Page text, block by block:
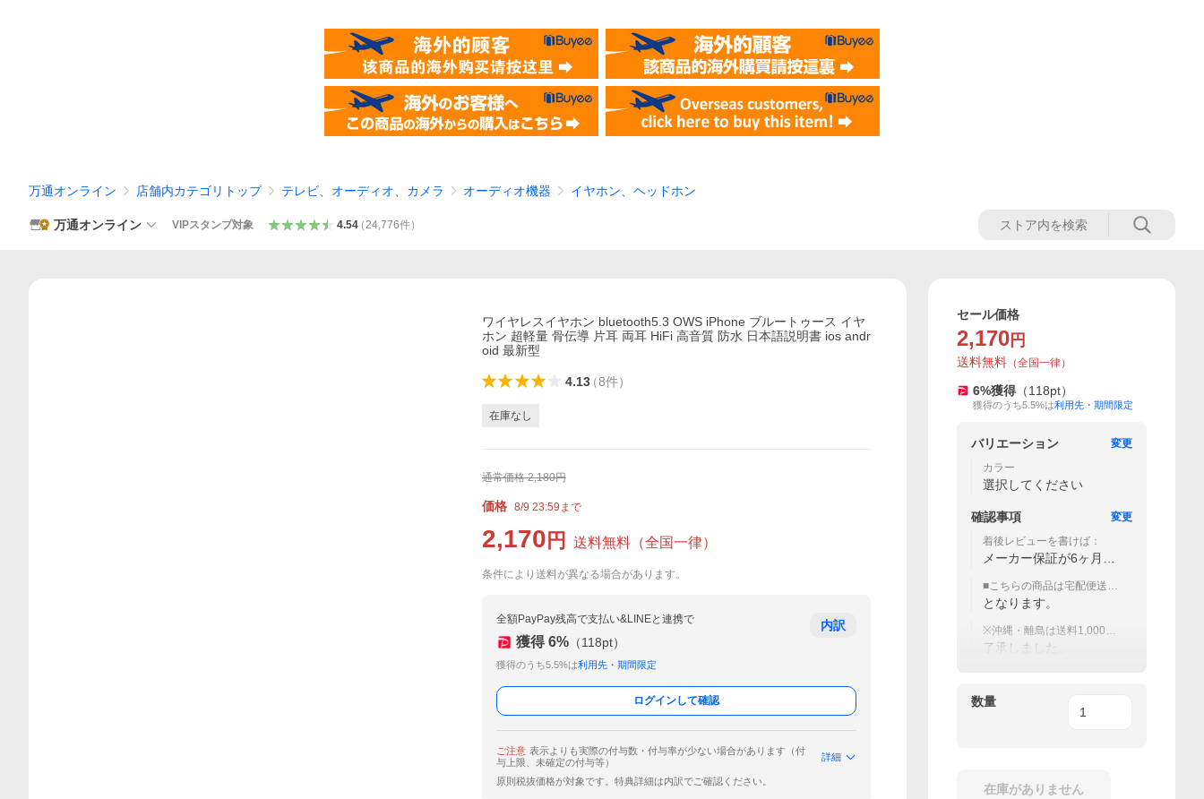
万通オンライン 店舗内カテゴリトップ テレビ、オーディオ、カメラ オーディオ機器 イヤホン、ヘッドホン
万通オンライン VIPスタンプ対象 4.54（24,776件）
ワイヤレスイヤホン bluetooth5.3 OWS iPhone ブルートゥース イヤ
ホン 超軽量 骨伝導 片耳 両耳 HiFi 高音質 防水 日本語説明書 ios andr
oid 最新型
4.13（8件）
在庫なし
通常価格 2,180円
価格 8/9 23:59まで
2,170 円 送料無料 （全国一律）
条件により送料が異なる場合があります。
全額PayPay残高で支払い&LINEと連携で
獲得 6% （118pt）
獲得のうち5.5%は利用先・期間限定
内訳
ログインして確認
ご注意 表示よりも実際の付与数・付与率が少ない場合があります（付
与上限、未確定の付与等）
詳細
原則税抜価格が対象です。特典詳細は内訳でご確認ください。
セール価格
2,170 円
送料無料 （全国一律）
6%獲得 （118pt）
獲得のうち5.5%は利用先・期間限定
バリエーション
変更
カラー
選択してください
確認事項
変更
着後レビューを書けば：
メーカー保証が6ヶ月間
■こちらの商品は宅配便送料
無料
となります。
※沖縄・離島は送料1,000円
加算（注文後送料調整）
了承しました。
数量
在庫がありません